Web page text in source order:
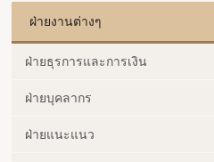
ฝ่ายงานต่างๆ
ฝ่ายธุรการและการเงิน
ฝ่ายบุคลากร
ฝ่ายแนะแนว